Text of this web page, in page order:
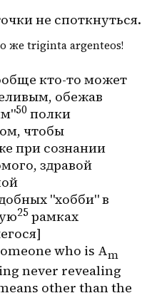
не споткнуться.
же triginta argenteos!
кто-то может
обежав
50 полки
чтобы
при сознании
здравой
"хобби" в
25 рамках
who is Am
never revealing
other than the